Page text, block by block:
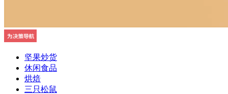
坚果炒货
休闲食品
烘焙
三只松鼠